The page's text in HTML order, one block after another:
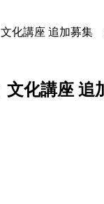
文化講座 追加募
文化講座 追